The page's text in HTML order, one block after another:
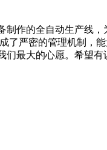
作的全自动生产线
了严密的管理机制，
最大的心愿。希望有